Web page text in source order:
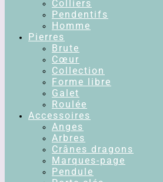
Colliers
Pendentifs
Homme
Pierres
Brute
Cœur
Collection
Forme libre
Galet
Roulée
Accessoires
Anges
Arbres
Crânes dragons
Marques-page
Pendule